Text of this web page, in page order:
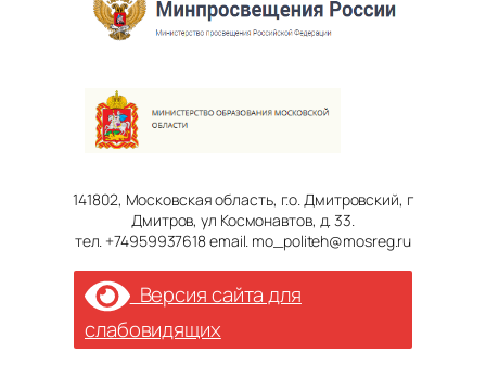
141802, Московская область, г.о. Дмитровский, г
Дмитров, ул Космонавтов, д. 33.
тел. +74959937618 email. mo_politeh@mosreg.ru
Версия сайта для
слабовидящих